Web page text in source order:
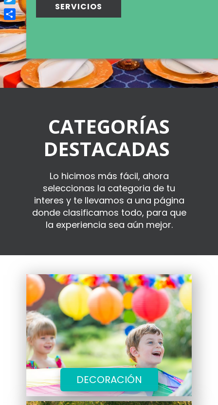
SERVICIOS
CATEGORÍAS
DESTACADAS
Lo hicimos más fácil, ahora
seleccionas la categoria de tu
interes y te llevamos a una página
donde clasificamos todo, para que
la experiencia sea aún mejor.
DECORACIÓN
Twitter
Compartir